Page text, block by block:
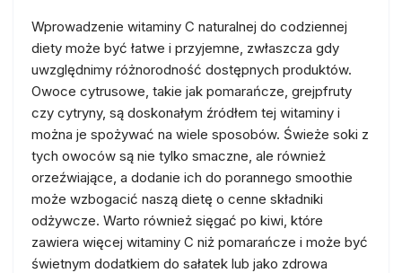
Wprowadzenie witaminy C naturalnej do codziennej
diety może być łatwe i przyjemne, zwłaszcza gdy
uwzględnimy różnorodność dostępnych produktów.
Owoce cytrusowe, takie jak pomarańcze, grejpfruty
czy cytryny, są doskonałym źródłem tej witaminy i
można je spożywać na wiele sposobów. Świeże soki z
tych owoców są nie tylko smaczne, ale również
orzeźwiające, a dodanie ich do porannego smoothie
może wzbogacić naszą dietę o cenne składniki
odżywcze. Warto również sięgać po kiwi, które
zawiera więcej witaminy C niż pomarańcze i może być
świetnym dodatkiem do sałatek lub jako zdrowa